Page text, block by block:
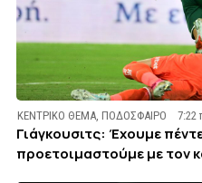
ΚΕΝΤΡΙΚΟ ΘΕΜΑ ,ΠΟΔΟΣΦΑΙΡΟ 7:22
Γιάγκουσιτς: Έχουμε
προετοιμαστούμε με τον